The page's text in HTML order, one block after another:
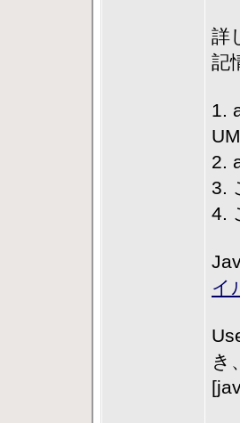
詳
記
1.
2.
3.
4.
イ
き